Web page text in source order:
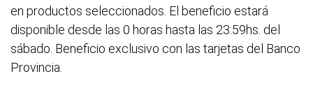
en productos seleccionados. El beneficio estará
disponible desde las 0 horas hasta las 23:59hs. del
sábado. Beneficio exclusivo con las tarjetas del Banco
Provincia.